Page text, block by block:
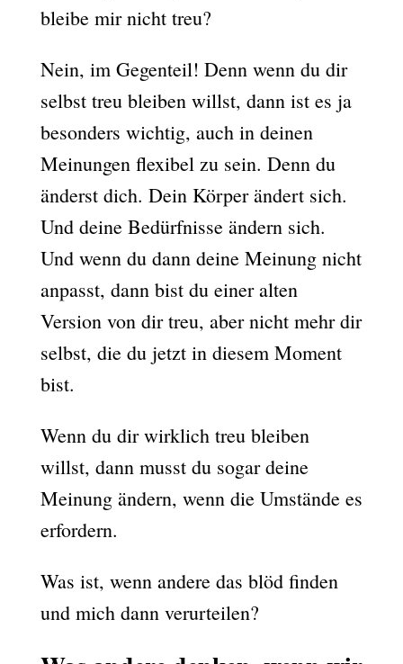
bleibe mir nicht treu?
Nein, im Gegenteil! Denn wenn du dir
selbst treu bleiben willst, dann ist es ja
besonders wichtig, auch in deinen
Meinungen flexibel zu sein. Denn du
änderst dich. Dein Körper ändert sich.
Und deine Bedürfnisse ändern sich.
Und wenn du dann deine Meinung nicht
anpasst, dann bist du einer alten
Version von dir treu, aber nicht mehr dir
selbst, die du jetzt in diesem Moment
bist.
Wenn du dir wirklich treu bleiben
willst, dann musst du sogar deine
Meinung ändern, wenn die Umstände es
erfordern.
Was ist, wenn andere das blöd finden
und mich dann verurteilen?